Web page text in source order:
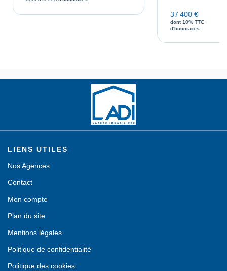
37 400 €
dont 10% TTC
d'honoraires
LIENS UTILES
Nos Agences
Contact
Mon compte
Plan du site
Mentions légales
Politique de confidentialité
Politique des cookies